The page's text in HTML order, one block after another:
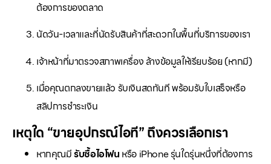
ต้องการของตลาด
นัดวัน-เวลาและที่นัดรับสินค้าที่สะดวกในพื้นที่บริการของเรา
เจ้าหน้าที่มาตรวจสภาพเครื่อง ล้างข้อมูลให้เรียบร้อย (หากมี)
เมื่อคุณตกลงขายแล้ว รับเงินสดทันที พร้อมรับใบเสร็จหรือ
สลิปการชำระเงิน
เหตุใด “ขายอุปกรณ์ไอที” ถึงควรเลือกเรา
หากคุณมีรับซื้อไอโฟน หรือ iPhone รุ่นใดรุ่นหนึ่งที่ต้องการ